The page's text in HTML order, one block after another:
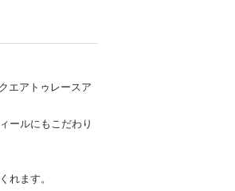
エアトゥレースア
ールにもこだわり
れます。